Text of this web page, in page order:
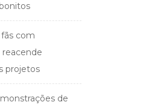
com
projetos
de